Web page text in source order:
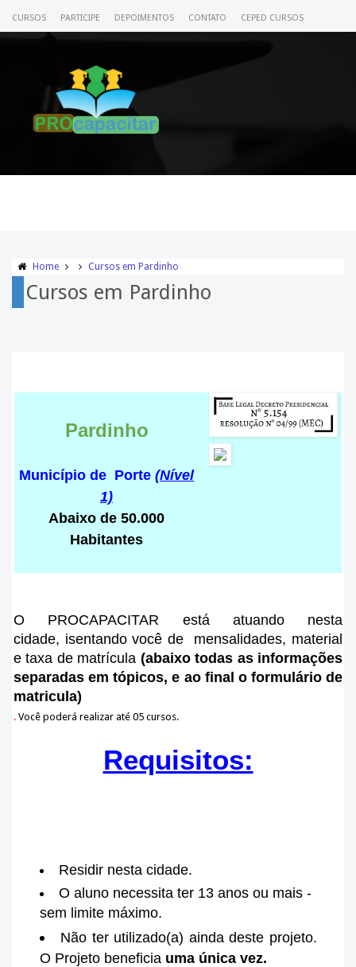
CURSOS PARTICIPE DEPOIMENTOS CONTATO CEPED CURSOS
Home Cursos em Pardinho
Cursos em Pardinho
Pardinho
Município de Porte (Nível
1)
Abaixo de 50.000
Habitantes
O PROCAPACITAR está atuando nesta
cidade, isentando você de mensalidades, material
e taxa de matrícula (abaixo todas as informações
separadas em tópicos, e ao final o formulário de
matricula)
. Você poderá realizar até 05 cursos.
Requisitos:
Residir nesta cidade.
O aluno necessita ter 13 anos ou mais -
sem limite máximo.
Não ter utilizado(a) ainda deste projeto.
O Projeto beneficia uma única vez.